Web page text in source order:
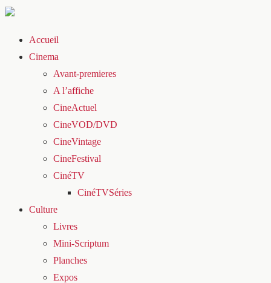
Accueil
Cinema
Avant-premieres
A l’affiche
CineActuel
CineVOD/DVD
CineVintage
CineFestival
CinéTV
CinéTVSéries
Culture
Livres
Mini-Scriptum
Planches
Expos